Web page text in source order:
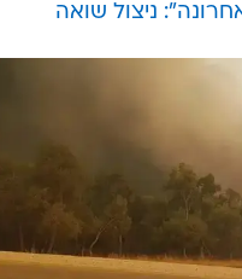
ניצול שואה